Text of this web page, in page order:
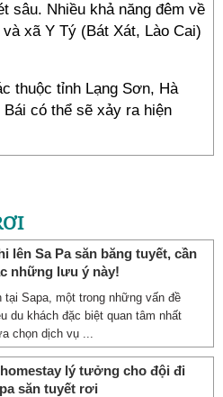
sâu. Nhiều khả năng đêm về
xã Y Tý (Bát Xát, Lào Cai)
thuộc tỉnh Lạng Sơn, Hà
có thể sẽ xảy ra hiện
lên Sa Pa săn băng tuyết, cần
những lưu ý này!
tại Sapa, một trong những vấn đề
du khách đặc biệt quan tâm nhất
chọn dịch vụ ...
lý tưởng cho đội đi
săn tuyết rơi